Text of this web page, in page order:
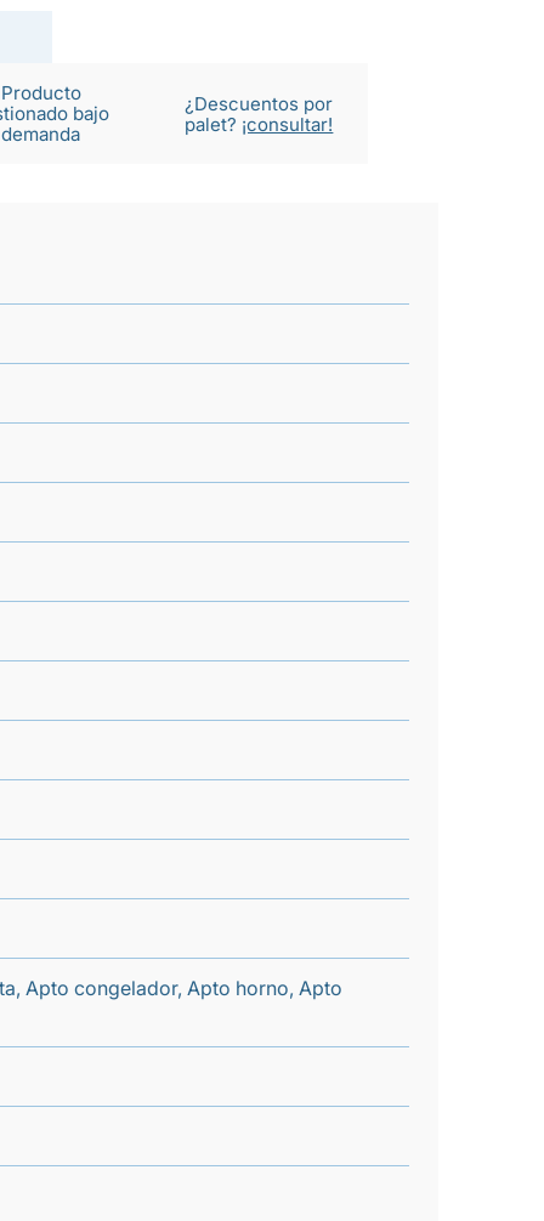
Producto
bajo
demanda
¿Descuentos por
palet? ¡consultar!
Apto congelador, Apto horno, Apto